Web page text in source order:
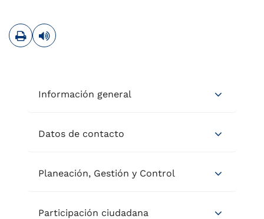
ImprimirLeer contenido
Información general
Datos de contacto
Planeación, Gestión y Control
Participación ciudadana